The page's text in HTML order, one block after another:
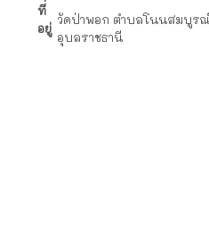
ที่
อยู่
วัดป่าพอก ตำบลโนนสมบูรณ์
อุบลราชธานี